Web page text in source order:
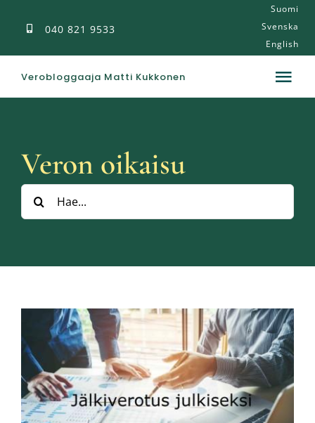
040 821 9533
Suomi
Svenska
English
Verobloggaaja Matti Kukkonen
Julkaisut
Tietoa
Ota yhteyttä
Veron oikaisu
Hae:
Jälkiverotus julkiseksi – Yrittäjän
yksityisyys ja oikeusturva suuressa
vaarassa?